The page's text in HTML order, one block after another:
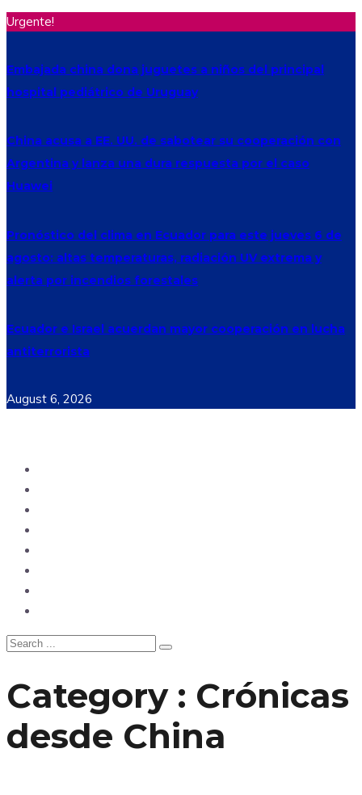
Urgente!
Embajada china dona juguetes a niños del principal
hospital pediátrico de Uruguay
China acusa a EE. UU. de sabotear su cooperación con
Argentina y lanza una dura respuesta por el caso
Huawei
Pronóstico del clima en Ecuador para este jueves 6 de
agosto: altas temperaturas, radiación UV extrema y
alerta por incendios forestales
Ecuador e Israel acuerdan mayor cooperación en lucha
antiterrorista
August 6, 2026
Category : Crónicas
desde China